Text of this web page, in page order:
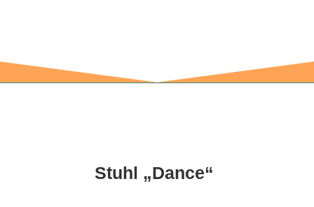
Stuhl „Dance“